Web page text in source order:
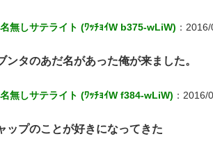
無しサテライト (ﾜｯﾁｮｲW b375-wLiW) ：
ンタのあだ名があった俺が来ました。
無しサテライト (ﾜｯﾁｮｲW f384-wLiW) ：
ップのことが好きになってきた